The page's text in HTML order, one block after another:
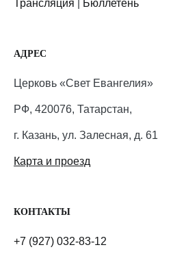
Трансляция Бюллетень
АДРЕС
Церковь «Свет Евангелия»
РФ, 420076, Татарстан,
г. Казань, ул. Залесная, д. 61
Карта и проезд
КОНТАКТЫ
+7 (927) 032-83-12